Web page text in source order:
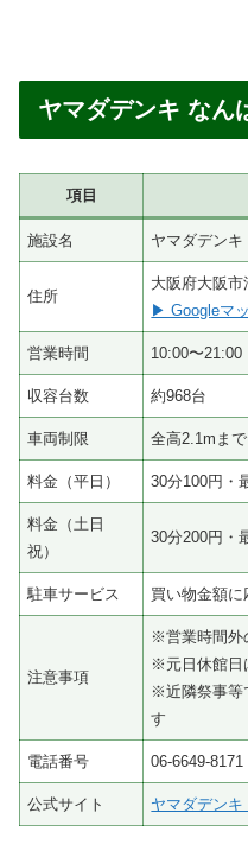
ヤマダデンキ なん
項目
施設名 ヤマダデン
住所
大阪府大阪
▶ Googleマ
営業時間 10:00〜21:00
収容台数 約968台
車両制限 全高2.1mまで
料金（平日） 30分100円・
料金（土日
祝）
30分200円・
駐車サービス 買い物金額に
注意事項
※営業時間外
※元日休館日
※近隣祭事等
す
電話番号 06-6649-8171
公式サイト ヤマダデン